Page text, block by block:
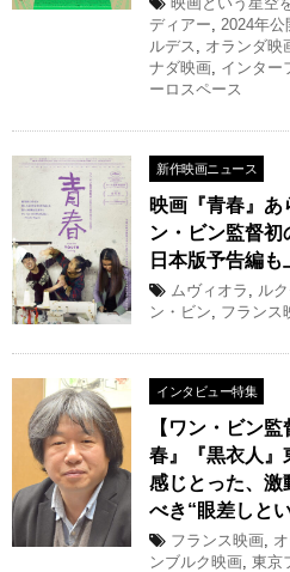
ディアー, 2024年公
ルデス , オランダ映
ナダ映画, インター
ーロスペース
新作映画ニュース
映画『青春』あ
ン・ビン監督
日本版予告編も
ムヴィオラ , ル
ン・ビン, フランス
インタビュー特集
【ワン・ビン
春』『黒衣人』
感じとった、激
べき“眼差しと
フランス映画,
ンブルク映画, 東京